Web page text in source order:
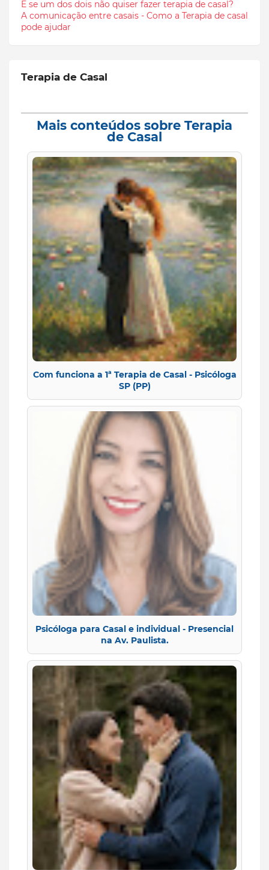
E se um dos dois não quiser fazer terapia de casal?
A comunicação entre casais - Como a Terapia de casal
pode ajudar
Terapia de Casal
Mais conteúdos sobre Terapia
de Casal
Com funciona a 1ª Terapia de Casal - Psicóloga
SP (PP)
Psicóloga para Casal e individual - Presencial
na Av. Paulista.